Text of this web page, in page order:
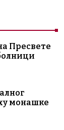
Пресвете
монашке